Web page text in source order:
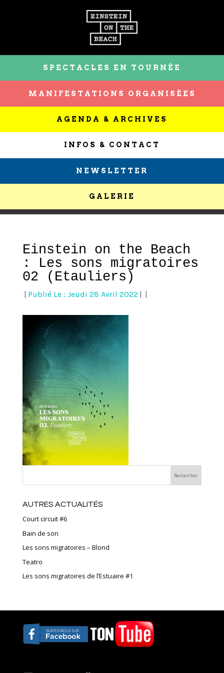
SPECTACLES EN TOURNÉE
MANIFESTATIONS ORGANISÉES
AGENDA & ARCHIVES
INFOS & CONTACT
NEWSLETTER
GALERIE
Einstein on the Beach
: Les sons migratoires
02 (Etauliers)
Publié Le : Jeudi 28 Avril 2022
AUTRES ACTUALITÉS
Court circuit #6
Bain de son
Les sons migratoires – Blond
Teatro
Les sons migratoires de l’Estuaire #1